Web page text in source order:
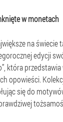
w monetach
na świecie
edycji
która
opowieści.
się do